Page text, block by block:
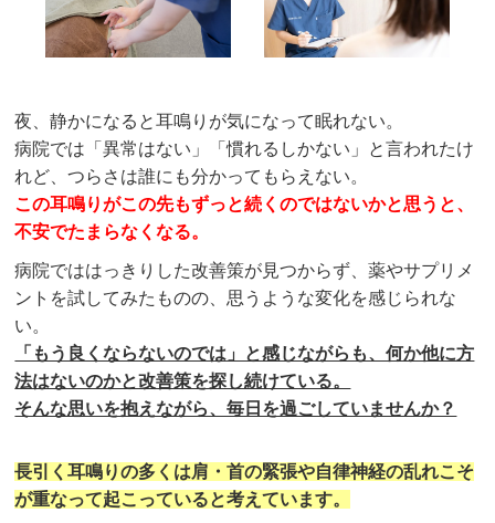
夜、静かになると耳鳴りが気になって眠れない。
病院では「異常はない」「慣れるしかない」と言われたけ
れど、つらさは誰にも分かってもらえない。
この耳鳴りがこの先もずっと続くのではないかと思うと、
不安でたまらなくなる。
病院でははっきりした改善策が見つからず、薬やサプリメ
ントを試してみたものの、思うような変化を感じられな
い。
「もう良くならないのでは」と感じながらも、何か他に方
法はないのかと改善策を探し続けている。
そんな思いを抱えながら、毎日を過ごしていませんか？
長引く耳鳴りの多くは肩・首の緊張や自律神経の乱れこそ
が重なって起こっていると考えています。